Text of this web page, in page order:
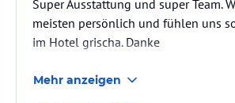
Super Ausstattung und super Team.
meisten persönlich und fühlen uns
im Hotel grischa. Danke
Mehr anzeigen